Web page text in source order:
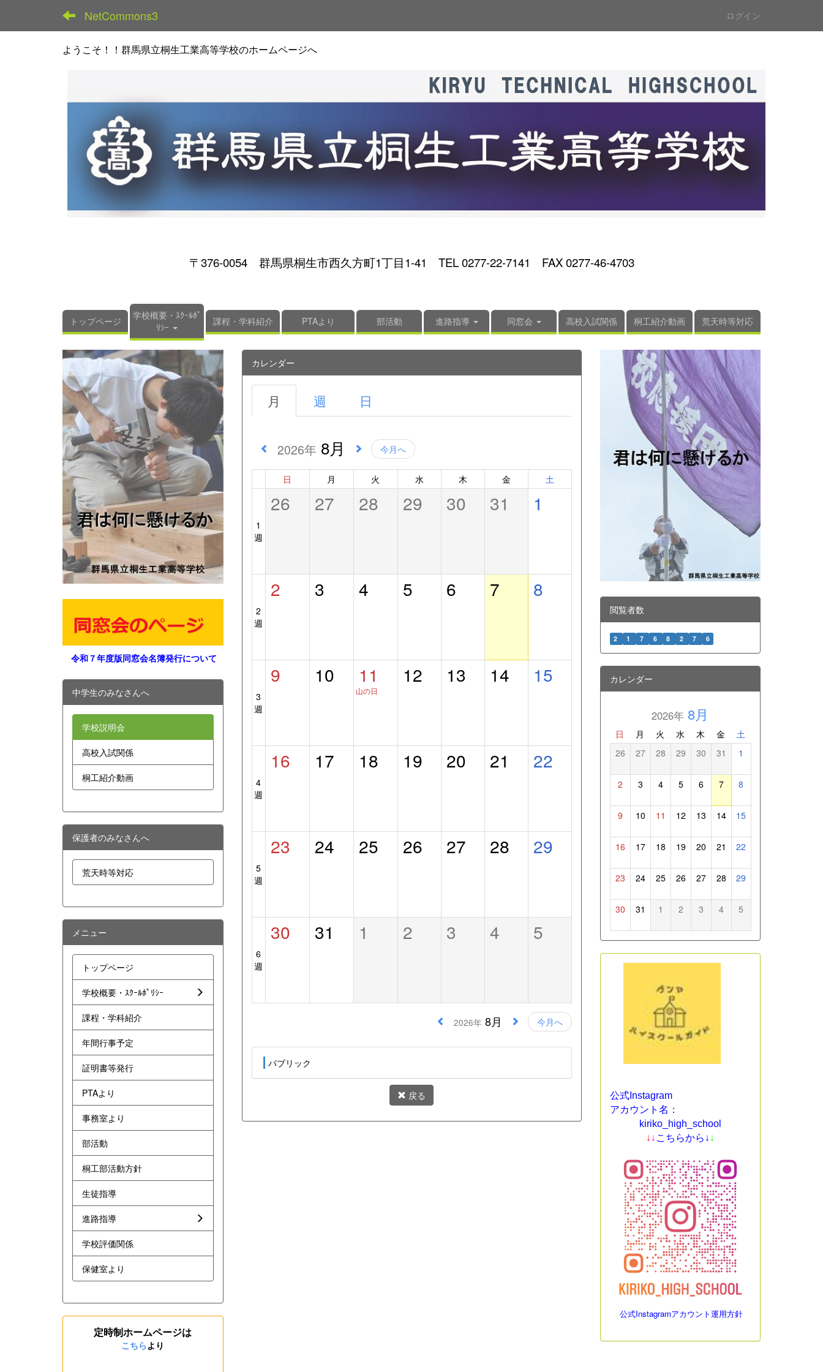
NetCommons3 ログイン
ようこそ！！群馬県立桐生工業高等学校のホームページへ
〒376-0054 群馬県桐生市西久方町1丁目1-41 TEL 0277-22-7141 FAX 0277-46-4703
トップページ
学校概要・ｽｸｰﾙﾎﾟ
ﾘｼｰ
課程・学科紹介 PTAより 部活動 進路指導 同窓会 高校入試関係 桐工紹介動画 荒天時等対応
カレンダー
月 週 日
2026年 8月 今月へ
日 月 火 水 木 金 土
1
週
26 27 28 29 30 31 1
2
週
2 3 4 5 6 7 8
3
週
9 10 11
山の日
12 13 14 15
4
週
16 17 18 19 20 21 22
5
週
23 24 25 26 27 28 29
6
週
30 31 1 2 3 4 5
2026年8月 今月へ
パブリック
戻る
令和７年度版同窓会名簿発行について
中学生のみなさんへ
学校説明会
高校入試関係
桐工紹介動画
保護者のみなさんへ
荒天時等対応
メニュー
トップページ
学校概要・ｽｸｰﾙﾎﾟﾘｼｰ
課程・学科紹介
年間行事予定
証明書等発行
PTAより
事務室より
部活動
桐工部活動方針
生徒指導
進路指導
学校評価関係
保健室より
定時制ホームページは
こちらより
閲覧者数
2 1 7 6 8 2 7 6
カレンダー
2026年 8月
日 月 火 水 木 金 土
26 27 28 29 30 31 1
2 3 4 5 6 7 8
9 10 11 12 13 14 15
16 17 18 19 20 21 22
23 24 25 26 27 28 29
30 31 1 2 3 4 5
公式Instagram
アカウント名：
kiriko_high_school
↓ ↓ こちらから↓ ↓
公式Instagramアカウント運用方針